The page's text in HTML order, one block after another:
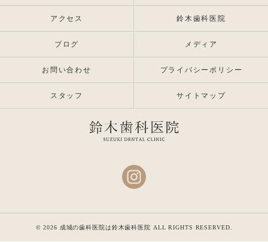
アクセス 鈴木歯科医院
ブログ メディア
お問い合わせ プライバシーポリシー
スタッフ サイトマップ
© 2026 成城の歯科医院は鈴木歯科医院 ALL RIGHTS RESERVED.